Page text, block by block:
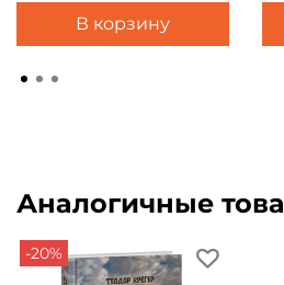
В корзину
Аналогичные
-20%